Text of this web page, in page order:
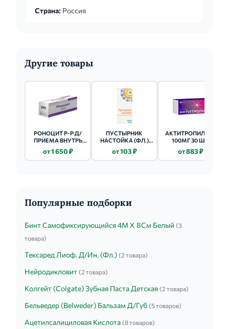
постепенно увел...
Страна: Россия
Другие товары
РОНОЦИТ Р-Р Д/
ПРИЕМА ВНУТРЬ
10МЛ 10 ШТ.
от 1 650 ₽
ПУСТЫРНИК
НАСТОЙКА (ФЛ.)
от 103 ₽
АКТИТРОПИЛ ТАБ
100МГ 30 ШТ.
от 883 ₽
Популярные подборки
Бинт Самофиксирующийся 4М Х 8См Белый (3
товара)
Тексаред Лиоф. Д/Ин. (Фл.) (2 товара)
Нейродикловит (2 товара)
Колгейт (Colgate) Зубная Паста Детская (2 товара)
Бельведер (Belweder) Бальзам Д/Губ (5 товаров)
Ацетилсалициловая Кислота (8 товаров)